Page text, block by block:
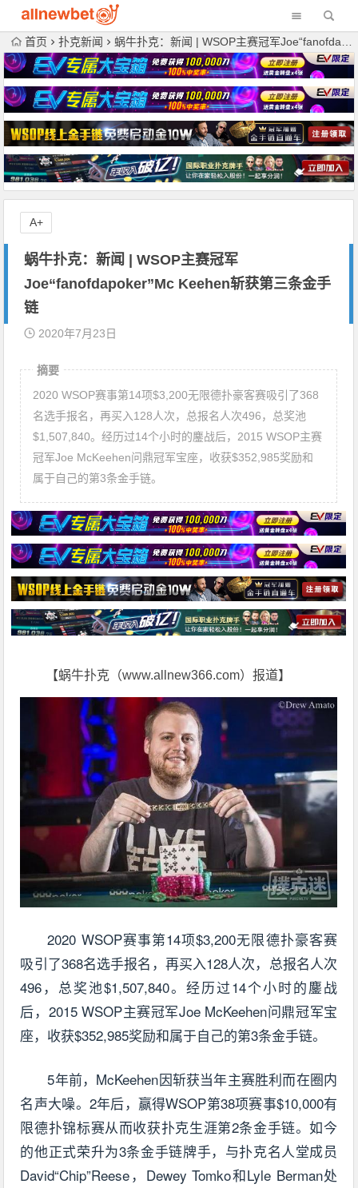
首页 扑克新闻 蜗牛扑克：新闻 | WSOP主赛冠军Joe“fanofdapoker”Mc Keehen斩获第三条金手链
蜗牛扑克：新闻 | WSOP主赛冠军
Joe“fanofdapoker”Mc Keehen斩获第三条金手
链
2020年7月23日
摘要
2020 WSOP赛事第14项$3,200无限德扑豪客赛吸引了368
名选手报名，再买入128人次，总报名人次496，总奖池
$1,507,840。经历过14个小时的鏖战后，2015 WSOP主赛
冠军Joe McKeehen问鼎冠军宝座，收获$352,985奖励和
属于自己的第3条金手链。
【蜗牛扑克（www.allnew366.com）报道】
2020 WSOP赛事第14项$3,200无限德扑豪客赛
吸引了368名选手报名，再买入128人次，总报名人次
496，总奖池$1,507,840。经历过14个小时的鏖战
后，2015 WSOP主赛冠军Joe McKeehen问鼎冠军宝
座，收获$352,985奖励和属于自己的第3条金手链。
5年前，McKeehen因斩获当年主赛胜利而在圈内
名声大噪。2年后，赢得WSOP第38项赛事$10,000有
限德扑锦标赛从而收获扑克生涯第2条金手链。如今
的他正式荣升为3条金手链牌手，与扑克名人堂成员
David“Chip”Reese，Dewey Tomko和Lyle Berman处
A+